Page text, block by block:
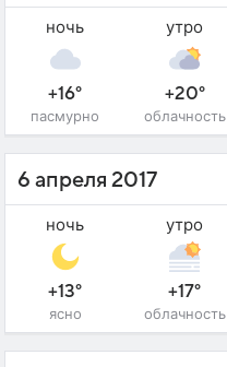
ночь
+16°
пасмурно
утро
+20°
облачность
6 апреля 2017
ночь
+13°
ясно
утро
+17°
облачность